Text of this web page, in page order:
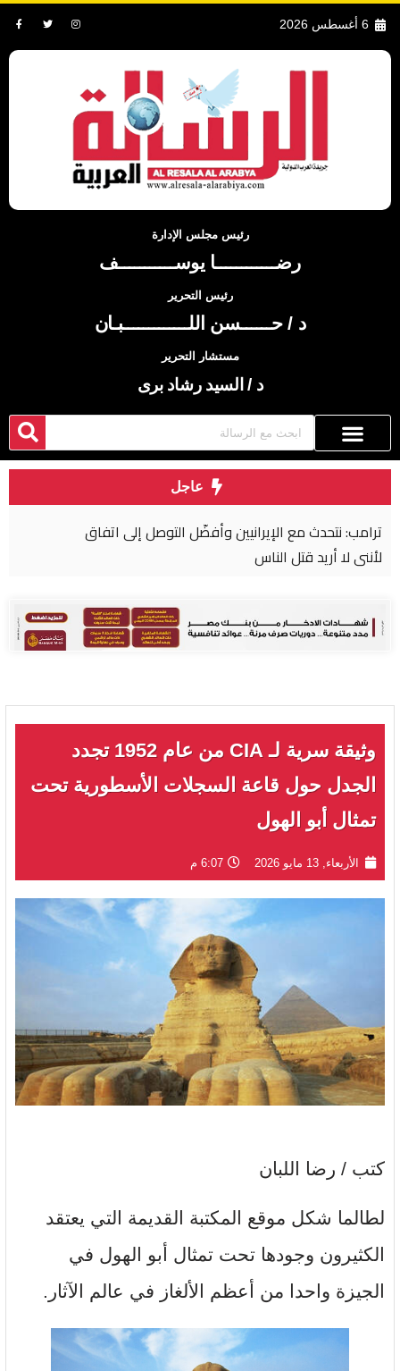
6 أغسطس 2026
رئيس مجلس الإدارة
رضــــــــــــا يوســـــــــــف
رئيس التحرير
د / حــــــسن اللـــــــــــــبـان
مستشار التحرير
د / السيد رشاد برى
عاجل
ترامب: نتحدث مع الإيرانيين وأفضّل التوصل إلى اتفاق
لأنني لا أريد قتل الناس
وثيقة سرية لـ CIA من عام 1952 تجدد
الجدل حول قاعة السجلات الأسطورية تحت
تمثال أبو الهول
الأربعاء, 13 مايو 2026 6:07 م
كتب / رضا اللبان
لطالما شكل موقع المكتبة القديمة التي يعتقد
الكثيرون وجودها تحت تمثال أبو الهول في
الجيزة واحدا من أعظم الألغاز في عالم الآثار.